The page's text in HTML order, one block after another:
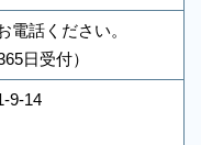
電話ください。
日受付）
9-14